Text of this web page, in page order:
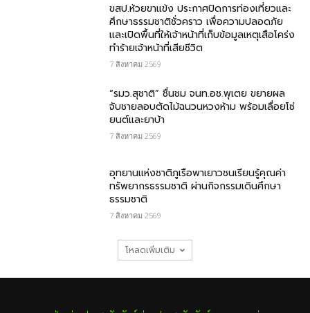
ขสป.ห้วยขาแข้ง ประกาศปิดการท่องเที่ยวและ
ศึกษาธรรมชาติชั่วคราว เพื่อความปลอดภัย
และเปิดพื้นที่ให้เจ้าหน้าที่เก็บข้อมูลเหตุเสือโคร่ง
ทำร้ายเจ้าหน้าที่เสียชีวิต
7 สิงหาคม 2569
“รมว.สุชาติ” ชื่นชม​ จนท.อช.พุเตย​ ขยายผล
จับชายลอบตัดไม้ฉนวนหวงห้าม พร้อมเลื่อยโซ่
ยนต์และยาบ้า
7 สิงหาคม 2569
อุทยานแห่งชาติภูเรือพาเยาวชนเรียนรู้คุณค่า
ทรัพยากรธรรมชาติ ผ่านกิจกรรมเดินศึกษา
ธรรมชาติ
7 สิงหาคม 2569
โหลดเพิ่มเติม